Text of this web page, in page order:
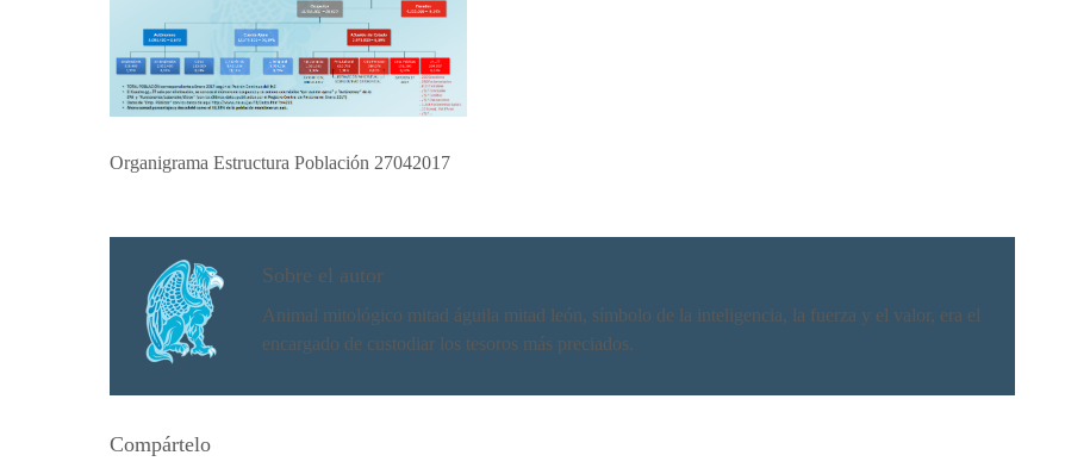
Organigrama Estructura Población 27042017
Sobre el autor
Animal mitológico mitad águila mitad león, símbolo de la inteligencia, la fuerza y el valor, era el
encargado de custodiar los tesoros más preciados.
Compártelo